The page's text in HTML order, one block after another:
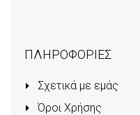
ΠΛΗΡΟΦΟΡΙΕΣ
Σχετικά με εμάς
Όροι Χρήσης